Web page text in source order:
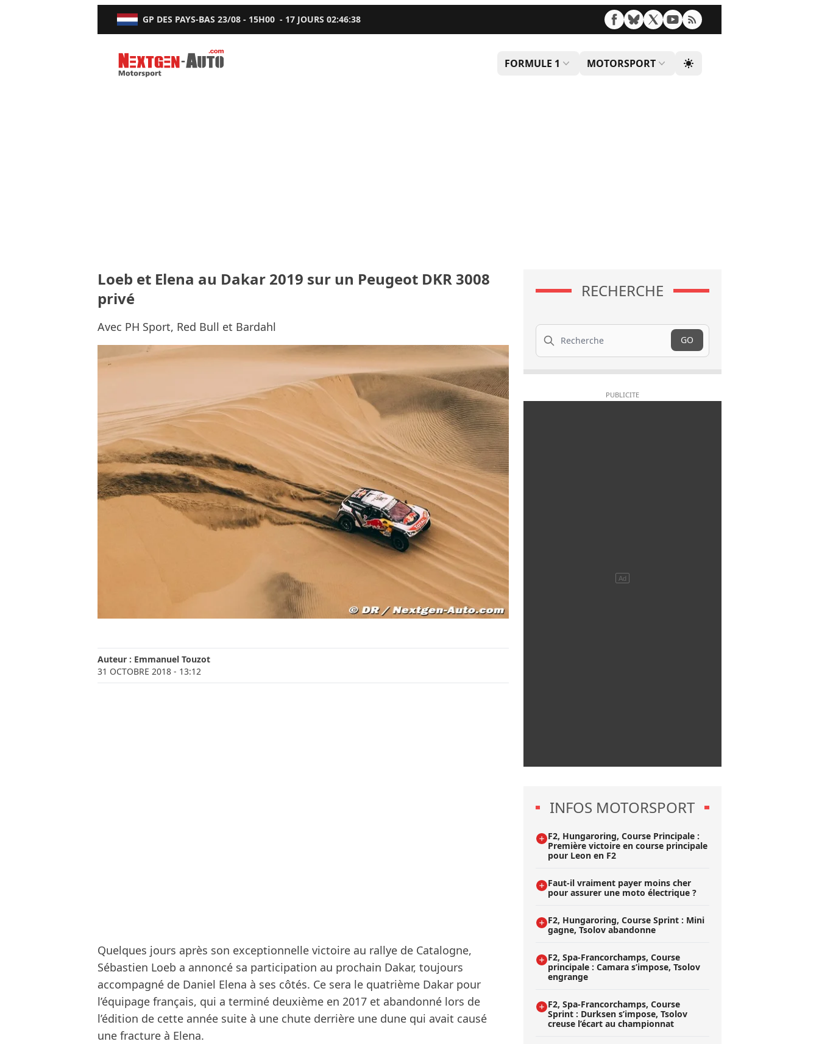
GP DES PAYS-BAS 23/08 - 15H00 - 17 JOURS02:46:37
Nextgen-Auto.com
FORMULE 1 MOTORSPORT
Loeb et Elena au Dakar 2019 sur un Peugeot DKR 3008
privé
Avec PH Sport, Red Bull et Bardahl
Auteur : Emmanuel Touzot
31 OCTOBRE 2018 - 13:12
Quelques jours après son exceptionnelle victoire au rallye de Catalogne,
Sébastien Loeb a annoncé sa participation au prochain Dakar, toujours
accompagné de Daniel Elena à ses côtés. Ce sera le quatrième Dakar pour
l’équipage français, qui a terminé deuxième en 2017 et abandonné lors de
l’édition de cette année suite à une chute derrière une dune qui avait causé
une fracture à Elena.
RECHERCHE
Recherche
GO
INFOS MOTORSPORT
F2, Hungaroring, Course Principale :
Première victoire en course principale
pour Leon en F2
Faut-il vraiment payer moins cher
pour assurer une moto électrique ?
F2, Hungaroring, Course Sprint : Mini
gagne, Tsolov abandonne
F2, Spa-Francorchamps, Course
principale : Camara s’impose, Tsolov
engrange
F2, Spa-Francorchamps, Course
Sprint : Durksen s’impose, Tsolov
creuse l’écart au championnat